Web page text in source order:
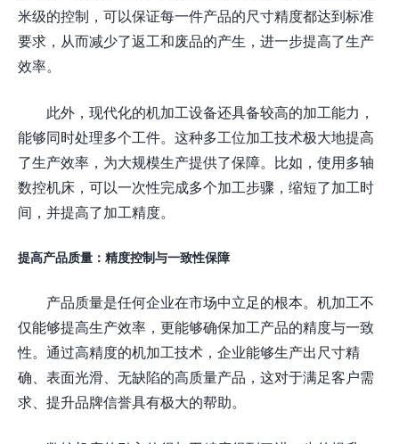
米级的控制，可以保证每一件产品的尺寸精度都达到标准
要求，从而减少了返工和废品的产生，进一步提高了生产
效率。
此外，现代化的机加工设备还具备较高的加工能力，
能够同时处理多个工件。这种多工位加工技术极大地提高
了生产效率，为大规模生产提供了保障。比如，使用多轴
数控机床，可以一次性完成多个加工步骤，缩短了加工时
间，并提高了加工精度。
提高产品质量：精度控制与一致性保障
产品质量是任何企业在市场中立足的根本。机加工不
仅能够提高生产效率，更能够确保加工产品的精度与一致
性。通过高精度的机加工技术，企业能够生产出尺寸精
确、表面光滑、无缺陷的高质量产品，这对于满足客户需
求、提升品牌信誉具有极大的帮助。